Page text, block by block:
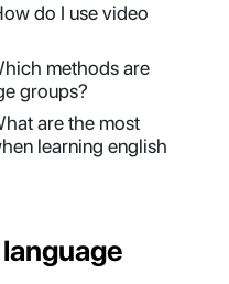
do I use video
methods are
groups?
are the most
learning english